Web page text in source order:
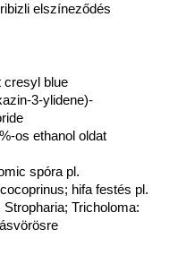
elszíneződés
cresyl blue
3-ylidene)-
os ethanol oldat
spóra pl.
hifa festés pl.
Tricholoma: